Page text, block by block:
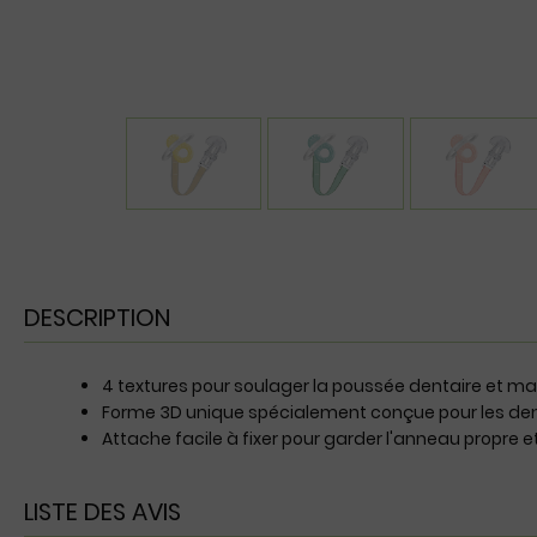
DESCRIPTION
4 textures pour soulager la poussée dentaire et
Forme 3D unique spécialement conçue pour les
Attache facile à fixer pour garder l'anneau propre
LISTE DES AVIS